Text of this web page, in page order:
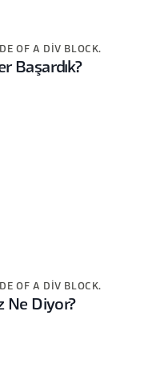
OF A DIV BLOCK.
Başardık?
OF A DIV BLOCK.
Ne Diyor?